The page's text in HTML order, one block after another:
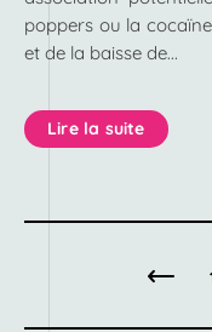
poppers ou la
et de la baisse de...
Lire la suite